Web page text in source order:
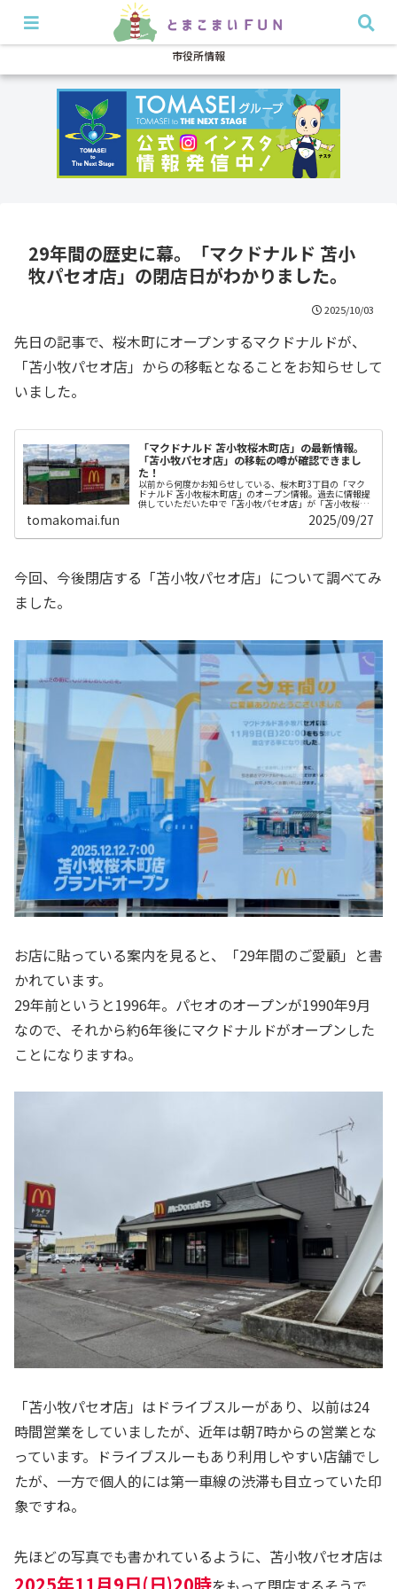
開店・閉店 イベント グルメ 特集 耳より
市役所情報
29年間の歴史に幕。「マクドナルド 苫小
牧パセオ店」の閉店日がわかりました。
2025/10/03
先日の記事で、桜木町にオープンするマクドナルドが、
「苫小牧パセオ店」からの移転となることをお知らせして
いました。
「マクドナルド 苫小牧桜木町店」の最新情報。
「苫小牧パセオ店」の移転の噂が確認できまし
た！
以前から何度かお知らせしている、桜木町3丁目の「マク
ドナルド 苫小牧桜木町店」のオープン情報。過去に情報提
供していただいた中で「苫小牧パセオ店」が「苫小牧桜木
町店」に移転するのではとの噂がありました。そして今
tomakomai.fun 2025/09/27
今回、今後閉店する「苫小牧パセオ店」について調べてみ
ました。
お店に貼っている案内を見ると、「29年間のご愛顧」と書
かれています。
29年前というと1996年。パセオのオープンが1990年9月
なので、それから約6年後にマクドナルドがオープンした
ことになりますね。
「苫小牧パセオ店」はドライブスルーがあり、以前は24
時間営業をしていましたが、近年は朝7時からの営業とな
っています。ドライブスルーもあり利用しやすい店舗でし
たが、一方で個人的には第一車線の渋滞も目立っていた印
象ですね。
先ほどの写真でも書かれているように、苫小牧パセオ店は